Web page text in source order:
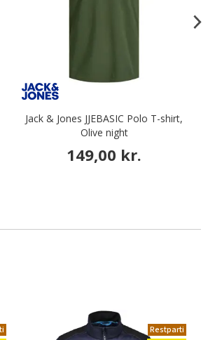
Jack & Jones JJEBASIC Polo T-shirt,
Olive night
149,00 kr.
Restparti